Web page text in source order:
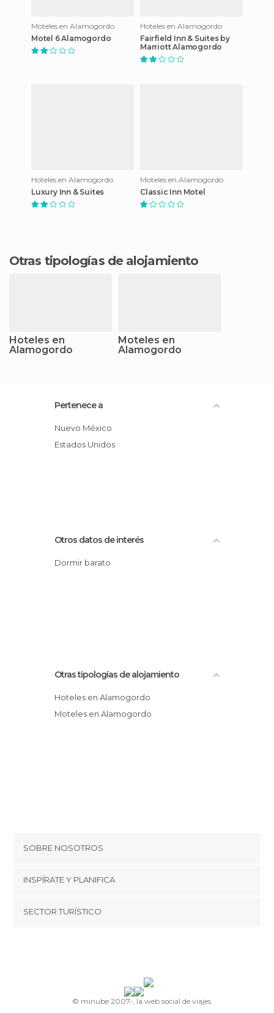
Moteles en Alamogordo
Motel 6 Alamogordo
Hoteles en Alamogordo
Fairfield Inn & Suites by
Marriott Alamogordo
Hoteles en Alamogordo
Luxury Inn & Suites
Moteles en Alamogordo
Classic Inn Motel
Otras tipologías de alojamiento
Hoteles en
Alamogordo
Moteles en
Alamogordo
Pertenece a
Nuevo México
Estados Unidos
Otros datos de interés
Dormir barato
Otras tipologías de alojamiento
Hoteles en Alamogordo
Moteles en Alamogordo
SOBRE NOSOTROS
Cookies
Términos y condiciones
INSPÍRATE Y PLANIFICA
SECTOR TURÍSTICO
© minube 2007-, la web social de viajes